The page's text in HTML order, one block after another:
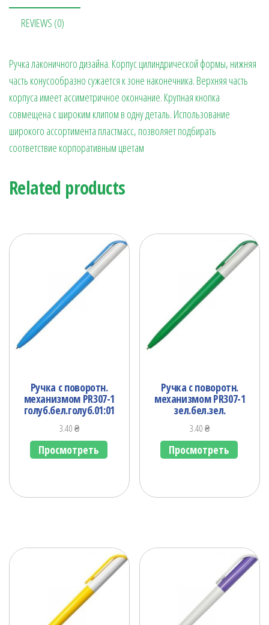
t
REVIEWS (0)
Ручка лаконичного дизайна. Корпус цилиндрической формы, нижняя
часть конусообразно сужается к зоне наконечника. Верхняя часть
корпуса имеет ассиметричное окончание. Крупная кнопка
совмещена с широким клипом в одну деталь. Использование
широкого ассортимента пластмасс, позволяет подбирать
соответствие корпоративным цветам
Related products
Ручка с поворотн.
механизмом PR307-1
голуб.бел.голуб.01:01
3.40₴
Просмотреть
Ручка с поворотн.
механизмом PR307-1
зел.бел.зел.
3.40₴
Просмотреть